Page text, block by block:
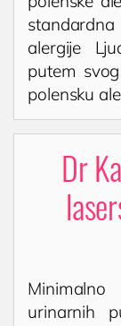
oboljenja
Lečenje
Nišu
Operacija
Pregled
alergije
putem
polensku
Dr
urinarnih